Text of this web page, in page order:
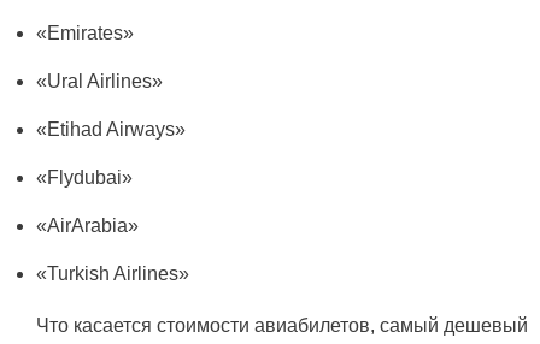
«Emirates»
«Ural Airlines»
«Etihad Airways»
«Flydubai»
«AirArabia»
«Turkish Airlines»
Что касается стоимости авиабилетов, самый дешевый